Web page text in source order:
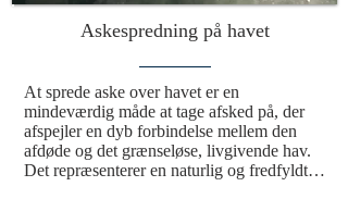
Askespredning på havet
At sprede aske over havet er en
mindeværdig måde at tage afsked på, der
afspejler en dyb forbindelse mellem den
afdøde og det grænseløse, livgivende hav.
Det repræsenterer en naturlig og fredfyldt